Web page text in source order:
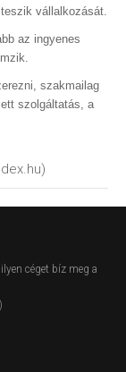
vállalkozását.
az ingyenes
szakmailag
szolgáltatás, a
céget bíz meg a